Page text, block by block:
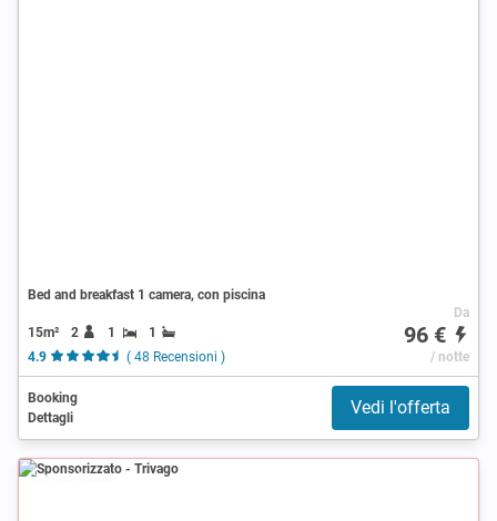
Bed and breakfast 1 camera, con piscina
15m² 2 1
1
4.9
( 48 Recensioni )
Da
96 €
/ notte
Booking
Dettagli
Vedi l'offerta
Sponsorizzato